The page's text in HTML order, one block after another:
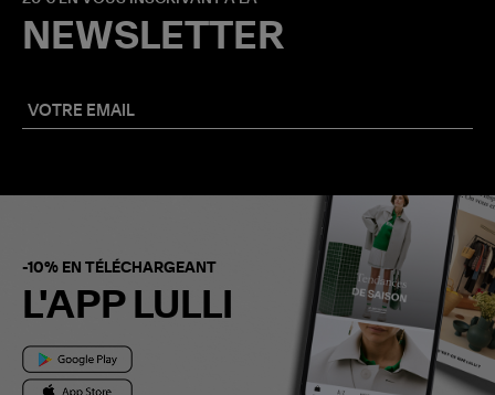
NEWSLETTER
-10% EN TÉLÉCHARGEANT
L'APP LULLI